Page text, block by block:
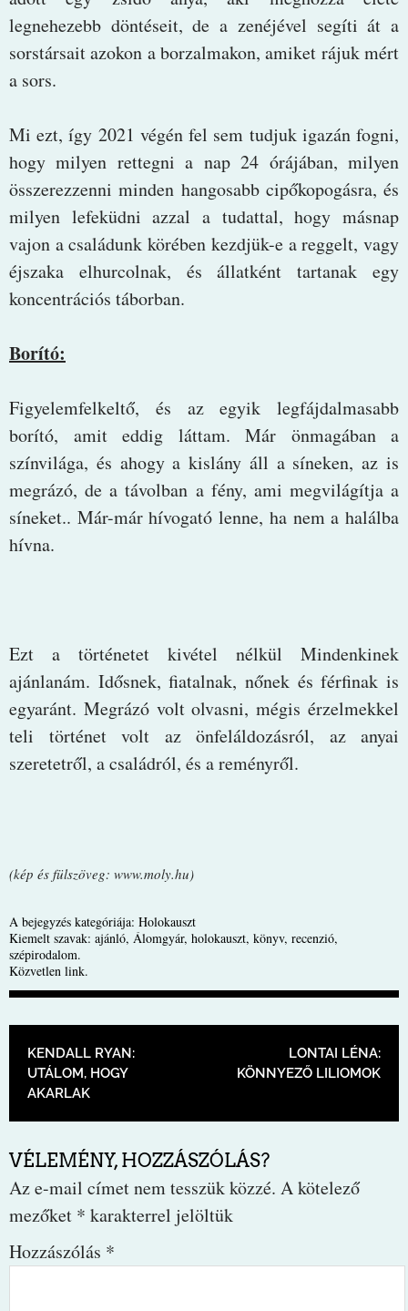
legnehezebb döntéseit, de a zenéjével segíti át a
sorstársait azokon a borzalmakon, amiket rájuk mért
a sors.
Mi ezt, így 2021 végén fel sem tudjuk igazán fogni,
hogy milyen rettegni a nap 24 órájában, milyen
összerezzenni minden hangosabb cipőkopogásra, és
milyen lefeküdni azzal a tudattal, hogy másnap
vajon a családunk körében kezdjük-e a reggelt, vagy
éjszaka elhurcolnak, és állatként tartanak egy
koncentrációs táborban.
Borító:
Figyelemfelkeltő, és az egyik legfájdalmasabb
borító, amit eddig láttam. Már önmagában a
színvilága, és ahogy a kislány áll a síneken, az is
megrázó, de a távolban a fény, ami megvilágítja a
síneket.. Már-már hívogató lenne, ha nem a halálba
hívna.
Ezt a történetet kivétel nélkül Mindenkinek
ajánlanám. Idősnek, fiatalnak, nőnek és férfinak is
egyaránt. Megrázó volt olvasni, mégis érzelmekkel
teli történet volt az önfeláldozásról, az anyai
szeretetről, a családról, és a reményről.
(kép és fülszöveg: www.moly.hu)
A bejegyzés kategóriája: Holokauszt
Kiemelt szavak: ajánló, Álomgyár, holokauszt, könyv, recenzió,
szépirodalom.
Közvetlen link.
BEJEGYZÉS NAVIGÁCIÓ
KENDALL RYAN:
UTÁLOM, HOGY
AKARLAK
LONTAI LÉNA:
KÖNNYEZŐ LILIOMOK
VÉLEMÉNY, HOZZÁSZÓLÁS?
Az e-mail címet nem tesszük közzé. A kötelező
mezőket * karakterrel jelöltük
Hozzászólás *